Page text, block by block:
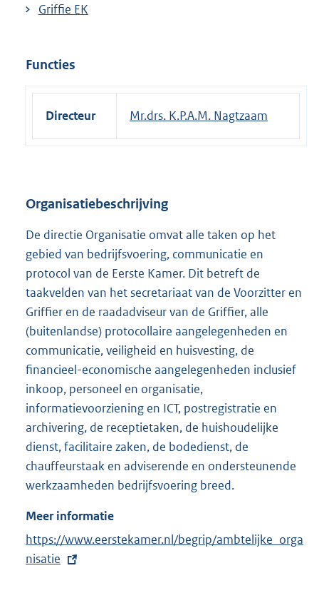
Griffie EK
Functies
Directeur Mr.drs. K.P.A.M. Nagtzaam
Organisatiebeschrijving
De directie Organisatie omvat alle taken op het
gebied van bedrijfsvoering, communicatie en
protocol van de Eerste Kamer. Dit betreft de
taakvelden van het secretariaat van de Voorzitter en
Griffier en de raadadviseur van de Griffier, alle
(buitenlandse) protocollaire aangelegenheden en
communicatie, veiligheid en huisvesting, de
financieel-economische aangelegenheden inclusief
inkoop, personeel en organisatie,
informatievoorziening en ICT, postregistratie en
archivering, de receptietaken, de huishoudelijke
dienst, facilitaire zaken, de bodedienst, de
chauffeurstaak en adviserende en ondersteunende
werkzaamheden bedrijfsvoering breed.
Meer informatie
E
x
https://www.eerstekamer.nl/begrip/ambtelijke_orga
nisatie